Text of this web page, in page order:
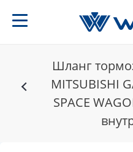
Шланг
MITSUBISHI
SPACE